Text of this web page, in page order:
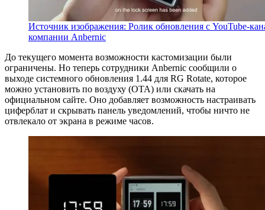
Источник изображения: Ролик обновления с YouTube-
компании Anbernic
До текущего момента возможности кастомизации были
ограничены. Но теперь сотрудники Anbernic сообщили о
выходе системного обновления 1.44 для RG Rotate, которое
можно установить по воздуху (OTA) или скачать на
официальном сайте. Оно добавляет возможность настраивать
циферблат и скрывать панель уведомлений, чтобы ничто не
отвлекало от экрана в режиме часов.